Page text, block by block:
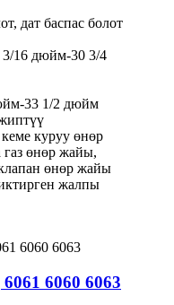
дат баспас болот
16 дюйм-30 3/4
33 1/2 дюйм
куруу өнөр
өнөр жайы,
өнөр жайы
жалпы
6060 6063